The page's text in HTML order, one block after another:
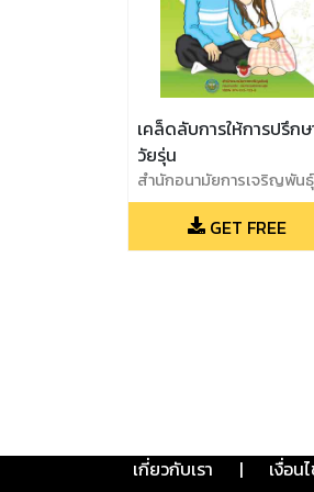
เคล็ดลับการให้การปรึกษ
วัยรุ่น
สำนักอนามัยการเจริญพันธุ์
กรมอนามัย กระทรวง
สาธารณสุขGET FREE
เกี่ยวกับเรา | เงื่อน